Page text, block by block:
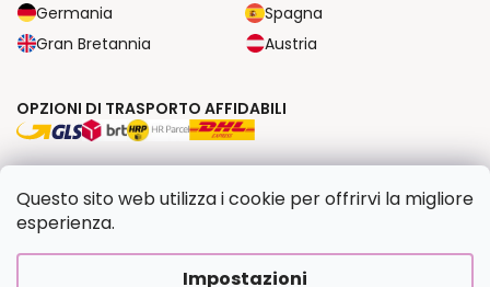
Questo sito web utilizza i cookie per offrirvi la migliore
esperienza.
Impostazioni
Germania
Spagna
Gran Bretannia
Austria
OPZIONI DI TRASPORTO AFFIDABILI
Copyright 2026 Dipingilo.it . Tutti i diritti riservati.